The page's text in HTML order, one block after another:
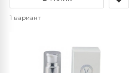
1 вариант